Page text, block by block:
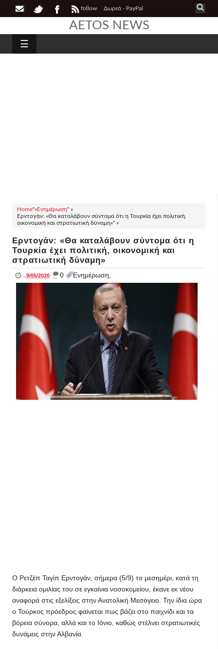
follow Δωρεά - PayPal
AETOS NEWS
☰
Home"»Ενημέρωση" »
Ερντογάν: «Θα καταλάβουν σύντομα ότι η Τουρκία έχει πολιτική,
οικονομική και στρατιωτική δύναμη»" »
Ερντογάν: «Θα καταλάβουν σύντομα ότι η
Τουρκία έχει πολιτική, οικονομική και
στρατιωτική δύναμη»
..9/05/2020 _ 0 Ενημέρωση,
Ο Ρετζέπ Ταγίπ Ερντογάν, σήμερα (5/9) το μεσημέρι, κατά τη
διάρκεια ομιλίας του σε εγκαίνια νοσοκομείου, έκανε εκ νέου
αναφορά στις εξελίξεις στην Ανατολική Μεσόγειο. Την ίδια ώρα
ο Τούρκος πρόεδρος φαίνεται πως βάζει στο παιχνίδι και τα
βόρεια σύνορα, αλλά και το Ιόνιο, καθώς στέλνει στρατιωτικές
δυνάμεις στην Αλβανία.